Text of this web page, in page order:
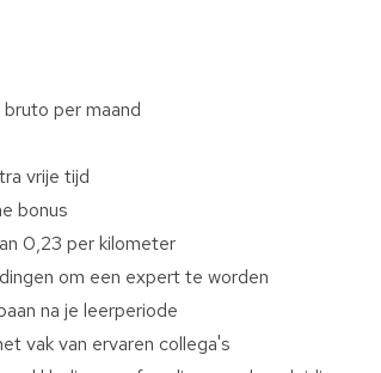
per maand
vrije tijd
bonus
0,23 per kilometer
om een expert te worden
na je leerperiode
vak van ervaren collega's